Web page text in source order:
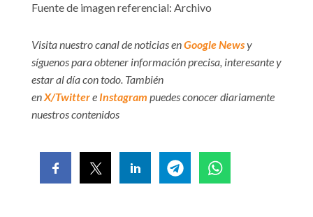
Fuente de imagen referencial: Archivo
Visita nuestro canal de noticias enGoogle Newsy
síguenos para obtener información precisa, interesante y
estar al día con todo. También
enX/Twittere Instagram puedes conocer diariamente
nuestros contenidos